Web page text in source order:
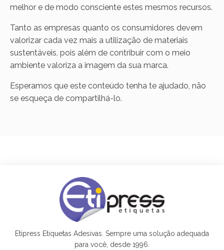
melhor e de modo consciente estes mesmos recursos.
Tanto as empresas quanto os consumidores devem
valorizar cada vez mais a utilização de materiais
sustentáveis, pois além de contribuir com o meio
ambiente valoriza a imagem da sua marca.
Esperamos que este conteúdo tenha te ajudado, não
se esqueça de compartilhá-lo.
Etipress Etiquetas Adesivas. Sempre uma solução adequada
para você, desde 1996.